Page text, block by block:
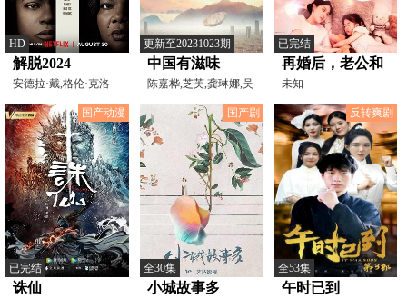
HD
解脱2024
安德拉·戴,格伦·克洛
斯,AnthonyB.Jenkins
更新至20231023期
中国有滋味
陈嘉桦,芝芙,龚琳娜,吴
昕,刘逸云,吴倩
已完结
再婚后，老公和
我日久生情
未知
国产动漫
已完结
诛仙
国产剧
全30集
小城故事多
反转爽剧
全53集
午时已到